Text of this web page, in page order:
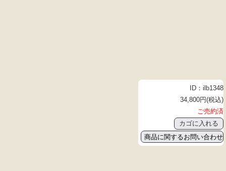
ID：ilb1348
34,800円(税込)
ご売約済
商品に関するお問い合わせ